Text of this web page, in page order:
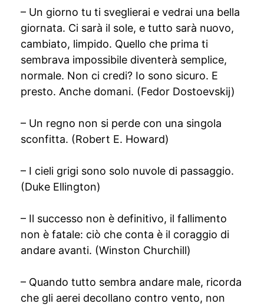
– Un giorno tu ti sveglierai e vedrai una bella
giornata. Ci sarà il sole, e tutto sarà nuovo,
cambiato, limpido. Quello che prima ti
sembrava impossibile diventerà semplice,
normale. Non ci credi? Io sono sicuro. E
presto. Anche domani. (Fedor Dostoevskij)
– Un regno non si perde con una singola
sconfitta. (Robert E. Howard)
– I cieli grigi sono solo nuvole di passaggio.
(Duke Ellington)
– Il successo non è definitivo, il fallimento
non è fatale: ciò che conta è il coraggio di
andare avanti. (Winston Churchill)
– Quando tutto sembra andare male, ricorda
che gli aerei decollano contro vento, non